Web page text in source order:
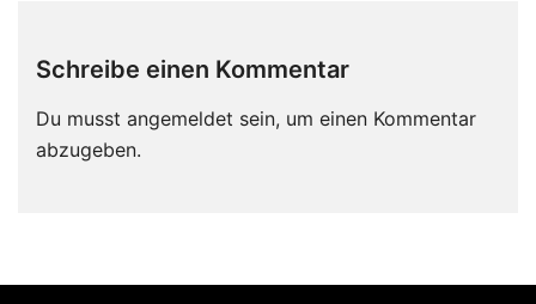
Schreibe einen Kommentar
Du musst angemeldet sein, um einen Kommentar
abzugeben.